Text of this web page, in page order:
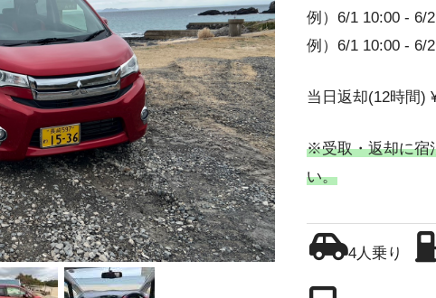
例）6/1 10:00 - 6/
例）6/1 10:00 - 6/
当日返却(12時間)
※受取・返却に宿
い。
4人乗り